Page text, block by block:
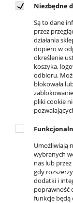
pourazowej.
których
ważny
Niezbędne
Są to dane
przez
działania
dopiero w
określenie
koszyka,
odbioru.
blokowała
pliki cookie
Umożliwiają
wybranych
nas lub
gdy
dodatki i
poprawność
funkcje będą